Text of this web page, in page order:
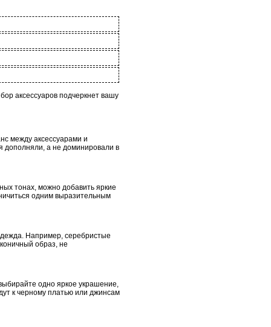
аксессуаров подчеркнет вашу
между аксессуарами и
дополняли, а не доминировали в
тонах, можно добавить яркие
одним выразительным
Например, серебристые
образ, не
одно яркое украшение,
к черному платью или джинсам